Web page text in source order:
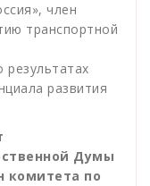
член
транспортной
результатах
развития
Думы
комитета по